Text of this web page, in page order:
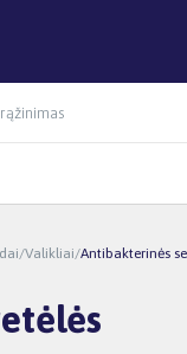
/Valikliai/Antibakterinės